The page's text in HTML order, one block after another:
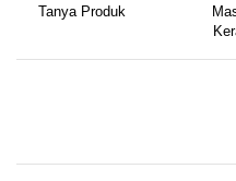
Tanya Produk